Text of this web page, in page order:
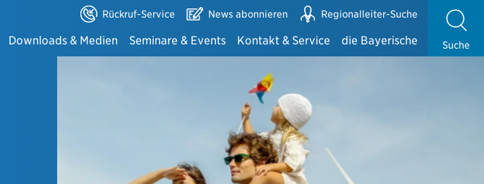
Rückruf-Service News abonnieren Regionalleiter-Suche
Downloads & Medien Seminare & Events
Bildungsangebote mit der DMA
Kontakt & Service
Alles auf einen Blick
Ansprechpartner Exklusivvertrieb
Ansprechpartner Maklervertrieb
die Bayerische
die Bayerische
Zahlen & Fakten
Suche